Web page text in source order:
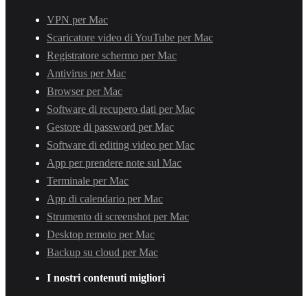
VPN per Mac
Scaricatore video di YouTube per Mac
Registratore schermo per Mac
Antivirus per Mac
Browser per Mac
Software di recupero dati per Mac
Gestore di password per Mac
Software di editing video per Mac
App per prendere note sul Mac
Terminale per Mac
App di calendario per Mac
Strumento di screenshot per Mac
Desktop remoto per Mac
Backup su cloud per Mac
I nostri contenuti migliori